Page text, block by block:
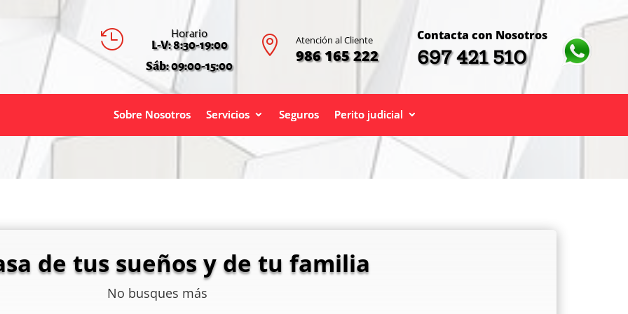
 Horario
L-V: 8:30-19:00
Sáb: 09:00-15:00
 Atención al Cliente
986 165 222
Contacta con Nosotros
697 421 510
Sobre Nosotros Servicios Seguros Perito judicial
de tus sueños y de tu familia
No busques más